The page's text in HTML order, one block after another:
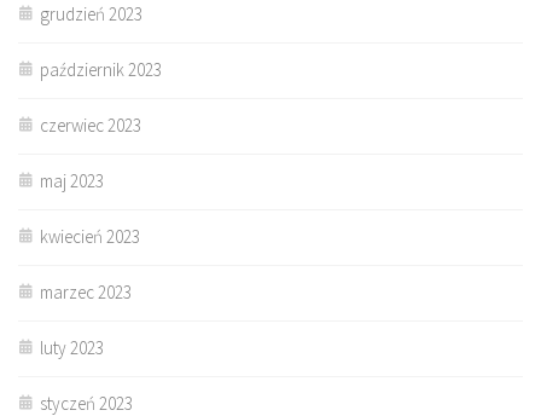
grudzień 2023
październik 2023
czerwiec 2023
maj 2023
kwiecień 2023
marzec 2023
luty 2023
styczeń 2023